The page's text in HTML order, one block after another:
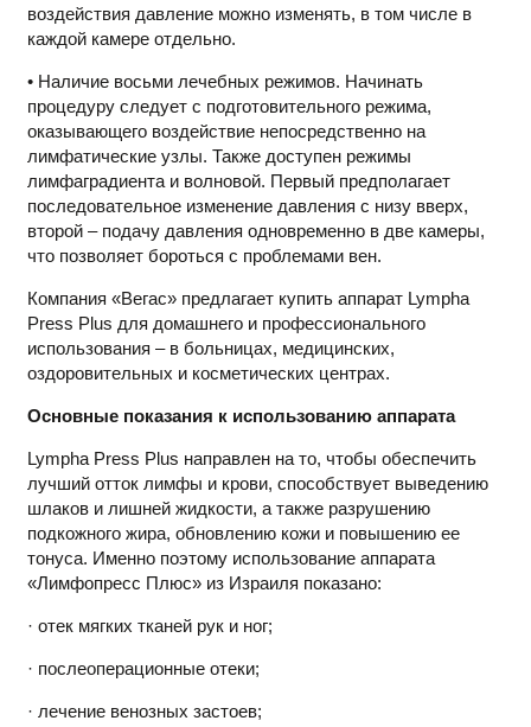
воздействия давление можно изменять, в том числе в
каждой камере отдельно.
• Наличие восьми лечебных режимов. Начинать
процедуру следует с подготовительного режима,
оказывающего воздействие непосредственно на
лимфатические узлы. Также доступен режимы
лимфаградиента и волновой. Первый предполагает
последовательное изменение давления с низу вверх,
второй – подачу давления одновременно в две камеры,
что позволяет бороться с проблемами вен.
Компания «Вегас» предлагает купить аппарат Lympha
Press Plus для домашнего и профессионального
использования – в больницах, медицинских,
оздоровительных и косметических центрах.
Основные показания к использованию аппарата
Lympha Press Plus направлен на то, чтобы обеспечить
лучший отток лимфы и крови, способствует выведению
шлаков и лишней жидкости, а также разрушению
подкожного жира, обновлению кожи и повышению ее
тонуса. Именно поэтому использование аппарата
«Лимфопресс Плюс» из Израиля показано:
· отек мягких тканей рук и ног;
· послеоперационные отеки;
· лечение венозных застоев;